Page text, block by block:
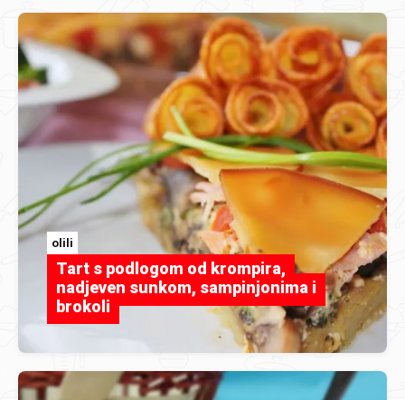
olili
Tart s podlogom od krompira,
nadjeven sunkom, sampinjonima i
brokoli